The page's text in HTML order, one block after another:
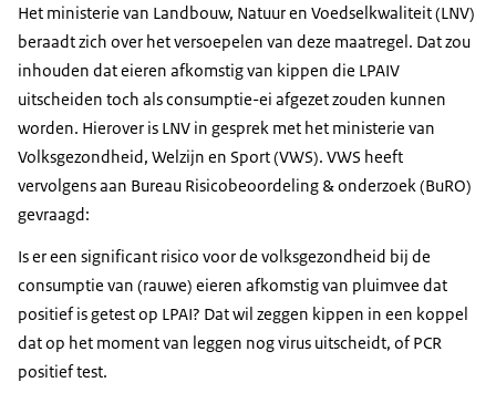
Het ministerie van Landbouw, Natuur en Voedselkwaliteit (LNV)
beraadt zich over het versoepelen van deze maatregel. Dat zou
inhouden dat eieren afkomstig van kippen die LPAIV
uitscheiden toch als consumptie-ei afgezet zouden kunnen
worden. Hierover is LNV in gesprek met het ministerie van
Volksgezondheid, Welzijn en Sport (VWS). VWS heeft
vervolgens aan Bureau Risicobeoordeling & onderzoek (BuRO)
gevraagd:
Is er een significant risico voor de volksgezondheid bij de
consumptie van (rauwe) eieren afkomstig van pluimvee dat
positief is getest op LPAI? Dat wil zeggen kippen in een koppel
dat op het moment van leggen nog virus uitscheidt, of PCR
positief test.